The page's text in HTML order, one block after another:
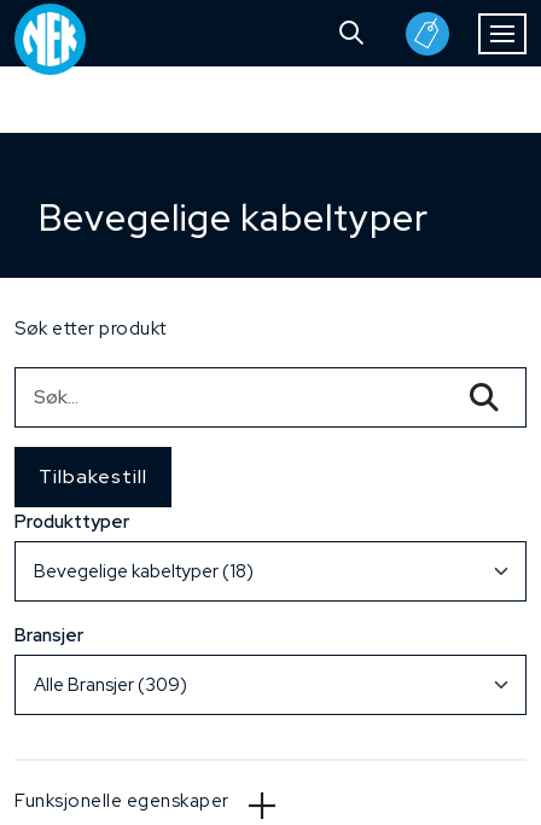
Bevegelige kabeltyper
Søk etter produkt
Tilbakestill
Produkttyper
Bransjer
Funksjonelle egenskaper